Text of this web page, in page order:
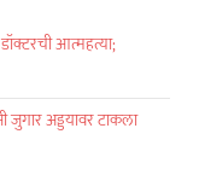
आत्महत्या;
जुगार अड्डयावर टाकला